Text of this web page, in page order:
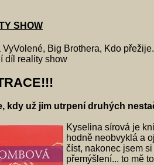
SHOW
VyVolené, Big Brothera, Kdo
díl reality show
kdy už jim utrpení druhých
Kyselina sírová je
hodně neobvyklá a
číst, nakonec jsem
přemýšlení... to mě